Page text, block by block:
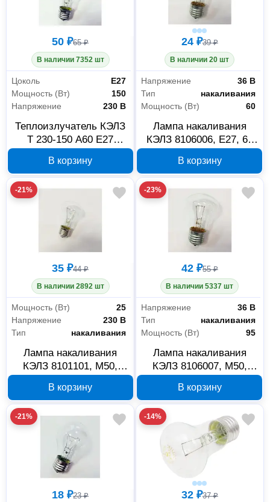
50 ₽65 ₽
В наличии 7352 шт
Цоколь
E27
Мощность (Вт)
150
Напряжение
230 В
Теплоизлучатель КЭЛЗ
Т 230-150 A60 E27
В корзину
24 ₽39 ₽
В наличии 20 шт
Напряжение
36 В
Тип
накаливания
Мощность (Вт)
60
Лампа накаливания
КЭЛЗ 8106006, E27, 60
В корзину
-21%
35 ₽44 ₽
В наличии 2892 шт
Мощность (Вт)
25
Напряжение
230 В
Тип
накаливания
Лампа накаливания
КЭЛЗ 8101101, M50,
В корзину
-23%
42 ₽55 ₽
В наличии 5337 шт
Напряжение
36 В
Тип
накаливания
Мощность (Вт)
95
Лампа накаливания
КЭЛЗ 8106007, M50,
В корзину
-21%
18 ₽23 ₽
-14%
32 ₽37 ₽